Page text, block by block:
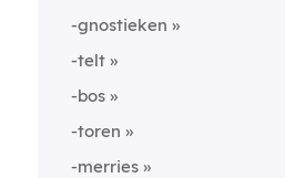
-gnostieken
-telt
-bos
-toren
-merries